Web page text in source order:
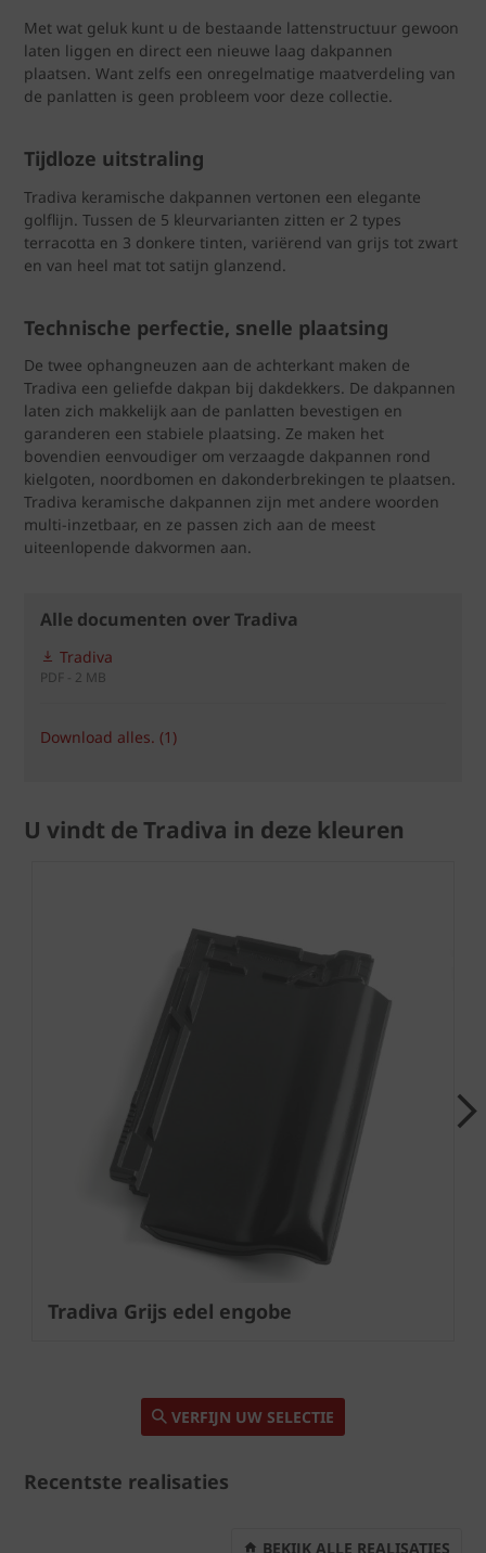
Met wat geluk kunt u de bestaande lattenstructuur gewoon
laten liggen en direct een nieuwe laag dakpannen
plaatsen. Want zelfs een onregelmatige maatverdeling van
de panlatten is geen probleem voor deze collectie.
Tijdloze uitstraling
Tradiva keramische dakpannen vertonen een elegante
golflijn. Tussen de 5 kleurvarianten zitten er 2 types
terracotta en 3 donkere tinten, variërend van grijs tot zwart
en van heel mat tot satijn glanzend.
Technische perfectie, snelle plaatsing
De twee ophangneuzen aan de achterkant maken de
Tradiva een geliefde dakpan bij dakdekkers. De dakpannen
laten zich makkelijk aan de panlatten bevestigen en
garanderen een stabiele plaatsing. Ze maken het
bovendien eenvoudiger om verzaagde dakpannen rond
kielgoten, noordbomen en dakonderbrekingen te plaatsen.
Tradiva keramische dakpannen zijn met andere woorden
multi-inzetbaar, en ze passen zich aan de meest
uiteenlopende dakvormen aan.
Alle documenten over Tradiva
Tradiva
PDF - 2 MB
Download alles. (1)
U vindt de Tradiva in deze kleuren
Tradiva Grijs edel engobe
Next
VERFIJN UW SELECTIE
Recentste realisaties
BEKIJK ALLE REALISATIES